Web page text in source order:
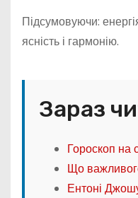
Підсумовуючи:
ясність і гармонію.
Зараз
Гороскоп на
Що
Ентоні